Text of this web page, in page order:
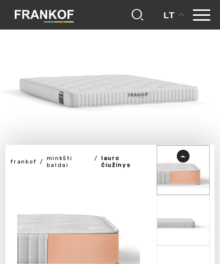
LT
frankof
minkšti
baldai
lauro
čiužinys